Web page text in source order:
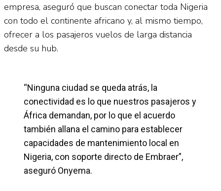
empresa, aseguró que buscan conectar toda Nigeria
con todo el continente africano y, al mismo tiempo,
ofrecer a los pasajeros vuelos de larga distancia
desde su hub.
“Ninguna ciudad se queda atrás, la
conectividad es lo que nuestros pasajeros y
África demandan, por lo que el acuerdo
también allana el camino para establecer
capacidades de mantenimiento local en
Nigeria, con soporte directo de Embraer”,
aseguró Onyema.